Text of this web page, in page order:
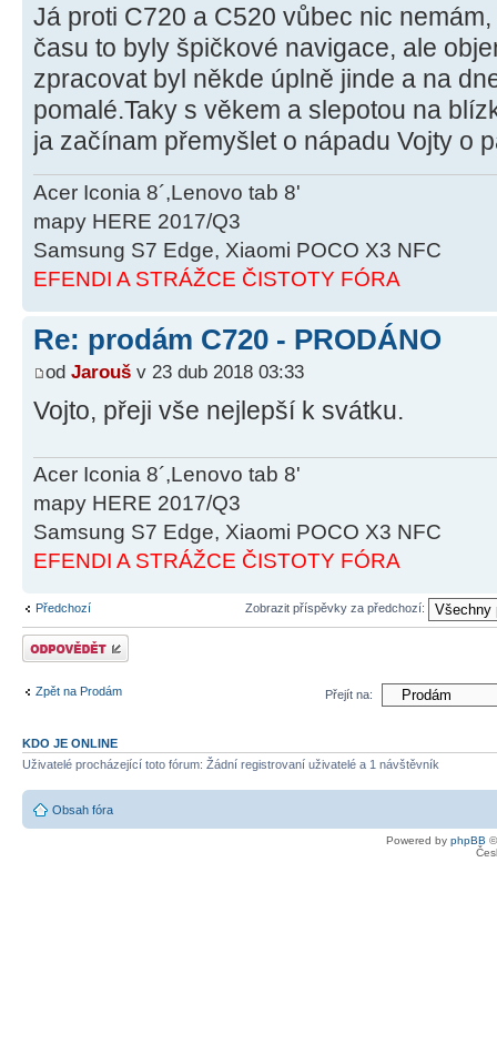
Já proti C720 a C520 vůbec nic
času to byly špičkové navigace, ale
zpracovat byl někde úplně jinde a na
pomalé.Taky s věkem a slepotou na
ja začínam přemyšlet o nápadu Vojty o
Acer Iconia 8´,Lenovo tab 8'
mapy HERE 2017/Q3
Samsung S7 Edge, Xiaomi POCO X3 NFC
EFENDI A STRÁŽCE ČISTOTY FÓRA
Re: prodám C720 - PRODÁNO
od Jarouš v 23 dub 2018 03:33
Vojto, přeji vše nejlepší k svátku.
Acer Iconia 8´,Lenovo tab 8'
mapy HERE 2017/Q3
Samsung S7 Edge, Xiaomi POCO X3 NFC
EFENDI A STRÁŽCE ČISTOTY FÓRA
Předchozí Zobrazit příspěvky za předchozí:
Odeslat odpověď
Zpět na Prodám Přejít na:
KDO JE ONLINE
Uživatelé procházející toto fórum: Žádní registrovaní uživatelé a 1 návštěvník
Obsah fóra
Powered by phpBB